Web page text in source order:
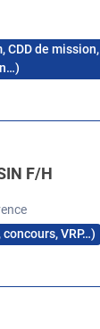
CDD de mission,
F/H
VRP…)